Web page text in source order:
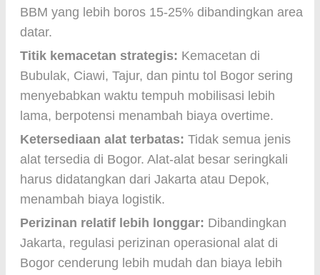
BBM yang lebih boros 15-25% dibandingkan area
datar.
Titik kemacetan strategis: Kemacetan di
Bubulak, Ciawi, Tajur, dan pintu tol Bogor sering
menyebabkan waktu tempuh mobilisasi lebih
lama, berpotensi menambah biaya overtime.
Ketersediaan alat terbatas: Tidak semua jenis
alat tersedia di Bogor. Alat-alat besar seringkali
harus didatangkan dari Jakarta atau Depok,
menambah biaya logistik.
Perizinan relatif lebih longgar: Dibandingkan
Jakarta, regulasi perizinan operasional alat di
Bogor cenderung lebih mudah dan biaya lebih